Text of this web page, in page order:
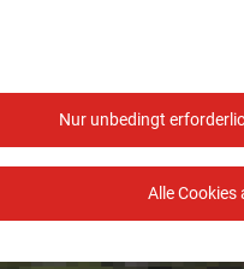
Nur unbedingt
Alle Cookies